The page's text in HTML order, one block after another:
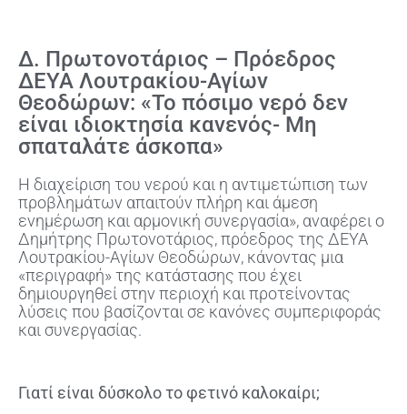
Δ. Πρωτονοτάριος – Πρόεδρος
ΔΕΥΑ Λουτρακίου-Αγίων
Θεοδώρων: «Το πόσιμο νερό δεν
είναι ιδιοκτησία κανενός- Μη
σπαταλάτε άσκοπα»
Η διαχείριση του νερού και η αντιμετώπιση των
προβλημάτων απαιτούν πλήρη και άμεση
ενημέρωση και αρμονική συνεργασία», αναφέρει ο
Δημήτρης Πρωτονοτάριος, πρόεδρος της ΔΕΥΑ
Λουτρακίου-Αγίων Θεοδώρων, κάνοντας μια
«περιγραφή» της κατάστασης που έχει
δημιουργηθεί στην περιοχή και προτείνοντας
λύσεις που βασίζονται σε κανόνες συμπεριφοράς
και συνεργασίας.
Γιατί είναι δύσκολο το φετινό καλοκαίρι;